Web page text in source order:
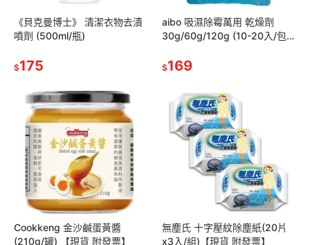
《貝克曼博士》 清潔衣物去漬
噴劑 (500ml/瓶)
$175
aibo 吸濕除霉萬用 乾燥劑
30g/60g/120g (10-20入/包)
$169
Cookkeng 金沙鹹蛋黃醬
(210g/罐) 【現貨 附發票】
無塵氏 十字壓紋除塵紙(20片
x3入/組)【現貨 附發票】